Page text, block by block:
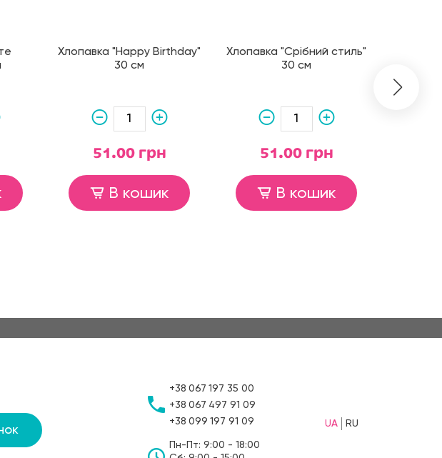
Хлопавка "Happy Birthday"
30 см
51.00 грн
В кошик
Хлопавка "Срібний стиль"
30 см
51.00 грн
В кошик
+38 067 197 35 00
+38 067 497 91 09
+38 099 197 91 09
Пн-Пт: 9:00 - 18:00
UA RU